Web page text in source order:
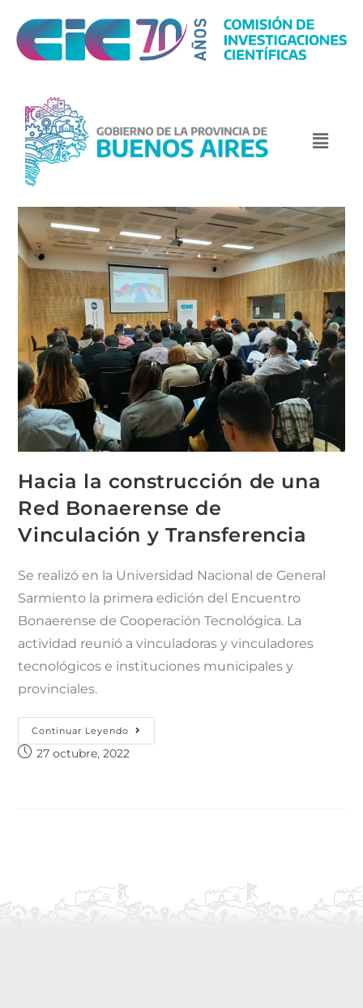
Hacia la construcción de una
Red Bonaerense de
Vinculación y Transferencia
Se realizó en la Universidad Nacional de General
Sarmiento la primera edición del Encuentro
Bonaerense de Cooperación Tecnológica. La
actividad reunió a vinculadoras y vinculadores
tecnológicos e instituciones municipales y
provinciales.
Continuar Leyendo
27 octubre, 2022